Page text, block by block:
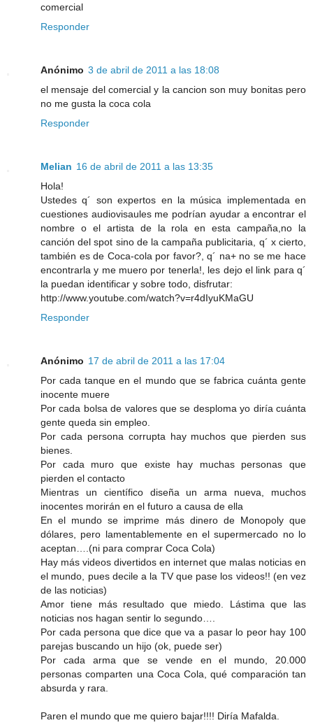
comercial
Responder
Anónimo 3 de abril de 2011 a las 18:08
el mensaje del comercial y la cancion son muy bonitas pero
no me gusta la coca cola
Responder
Melian 16 de abril de 2011 a las 13:35
Hola!
Ustedes q´ son expertos en la música implementada en
cuestiones audiovisaules me podrían ayudar a encontrar el
nombre o el artista de la rola en esta campaña,no la
canción del spot sino de la campaña publicitaria, q´ x cierto,
también es de Coca-cola por favor?, q´ na+ no se me hace
encontrarla y me muero por tenerla!, les dejo el link para q´
la puedan identificar y sobre todo, disfrutar:
http://www.youtube.com/watch?v=r4dIyuKMaGU
Responder
Anónimo 17 de abril de 2011 a las 17:04
Por cada tanque en el mundo que se fabrica cuánta gente
inocente muere
Por cada bolsa de valores que se desploma yo diría cuánta
gente queda sin empleo.
Por cada persona corrupta hay muchos que pierden sus
bienes.
Por cada muro que existe hay muchas personas que
pierden el contacto
Mientras un científico diseña un arma nueva, muchos
inocentes morirán en el futuro a causa de ella
En el mundo se imprime más dinero de Monopoly que
dólares, pero lamentablemente en el supermercado no lo
aceptan….(ni para comprar Coca Cola)
Hay más videos divertidos en internet que malas noticias en
el mundo, pues decile a la TV que pase los videos!! (en vez
de las noticias)
Amor tiene más resultado que miedo. Lástima que las
noticias nos hagan sentir lo segundo….
Por cada persona que dice que va a pasar lo peor hay 100
parejas buscando un hijo (ok, puede ser)
Por cada arma que se vende en el mundo, 20.000
personas comparten una Coca Cola, qué comparación tan
absurda y rara.
Paren el mundo que me quiero bajar!!!! Diría Mafalda.